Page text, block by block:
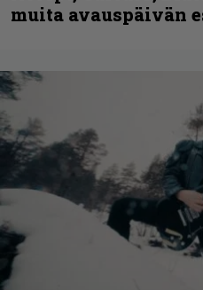
muita avauspäivän